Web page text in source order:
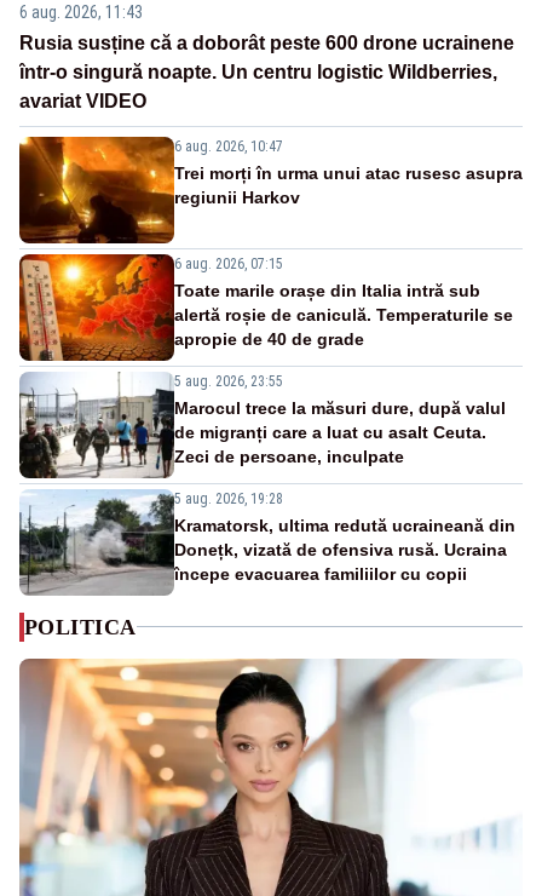
6 aug. 2026, 11:43
Rusia susține că a doborât peste 600 drone ucrainene
într-o singură noapte. Un centru logistic Wildberries,
avariat VIDEO
6 aug. 2026, 10:47
Trei morți în urma unui atac rusesc asupra
regiunii Harkov
6 aug. 2026, 07:15
Toate marile orașe din Italia intră sub
alertă roșie de caniculă. Temperaturile se
apropie de 40 de grade
5 aug. 2026, 23:55
Marocul trece la măsuri dure, după valul
de migranți care a luat cu asalt Ceuta.
Zeci de persoane, inculpate
5 aug. 2026, 19:28
Kramatorsk, ultima redută ucraineană din
Donețk, vizată de ofensiva rusă. Ucraina
începe evacuarea familiilor cu copii
POLITICA